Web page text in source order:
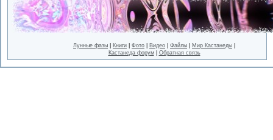
Лунные фазы Книги Фото Видео Файлы Мир Кастанеды
Кастанеда форум| Обратная связь